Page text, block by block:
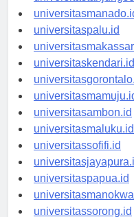
universitasmanado.id
universitaspalu.id
universitaskendari.id
universitasmamuju.id
universitasambon.id
universitasmaluku.id
universitassofifi.id
universitaspapua.id